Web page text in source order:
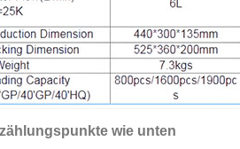
wie unten